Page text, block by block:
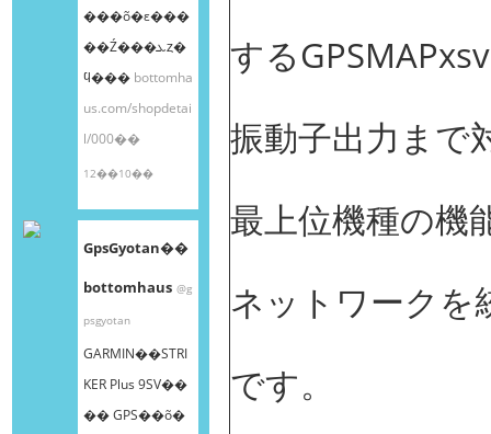
���õ�ε���
��Ź���ܥȥ�
ϥ��� bottomha
us.com/shopdetai
l/000��
12��10��
GpsGyotan��
bottomhaus @g
psgyotan
GARMIN��STRI
KER Plus 9SV��
�� GPS��õ�
する
振動子出力まで
最上位機種の機
ネットワークを
です。